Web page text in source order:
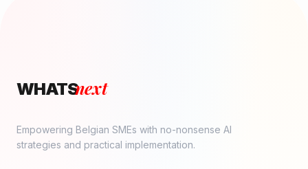
WHATSnext
Empowering Belgian SMEs with no-nonsense AI
strategies and practical implementation.